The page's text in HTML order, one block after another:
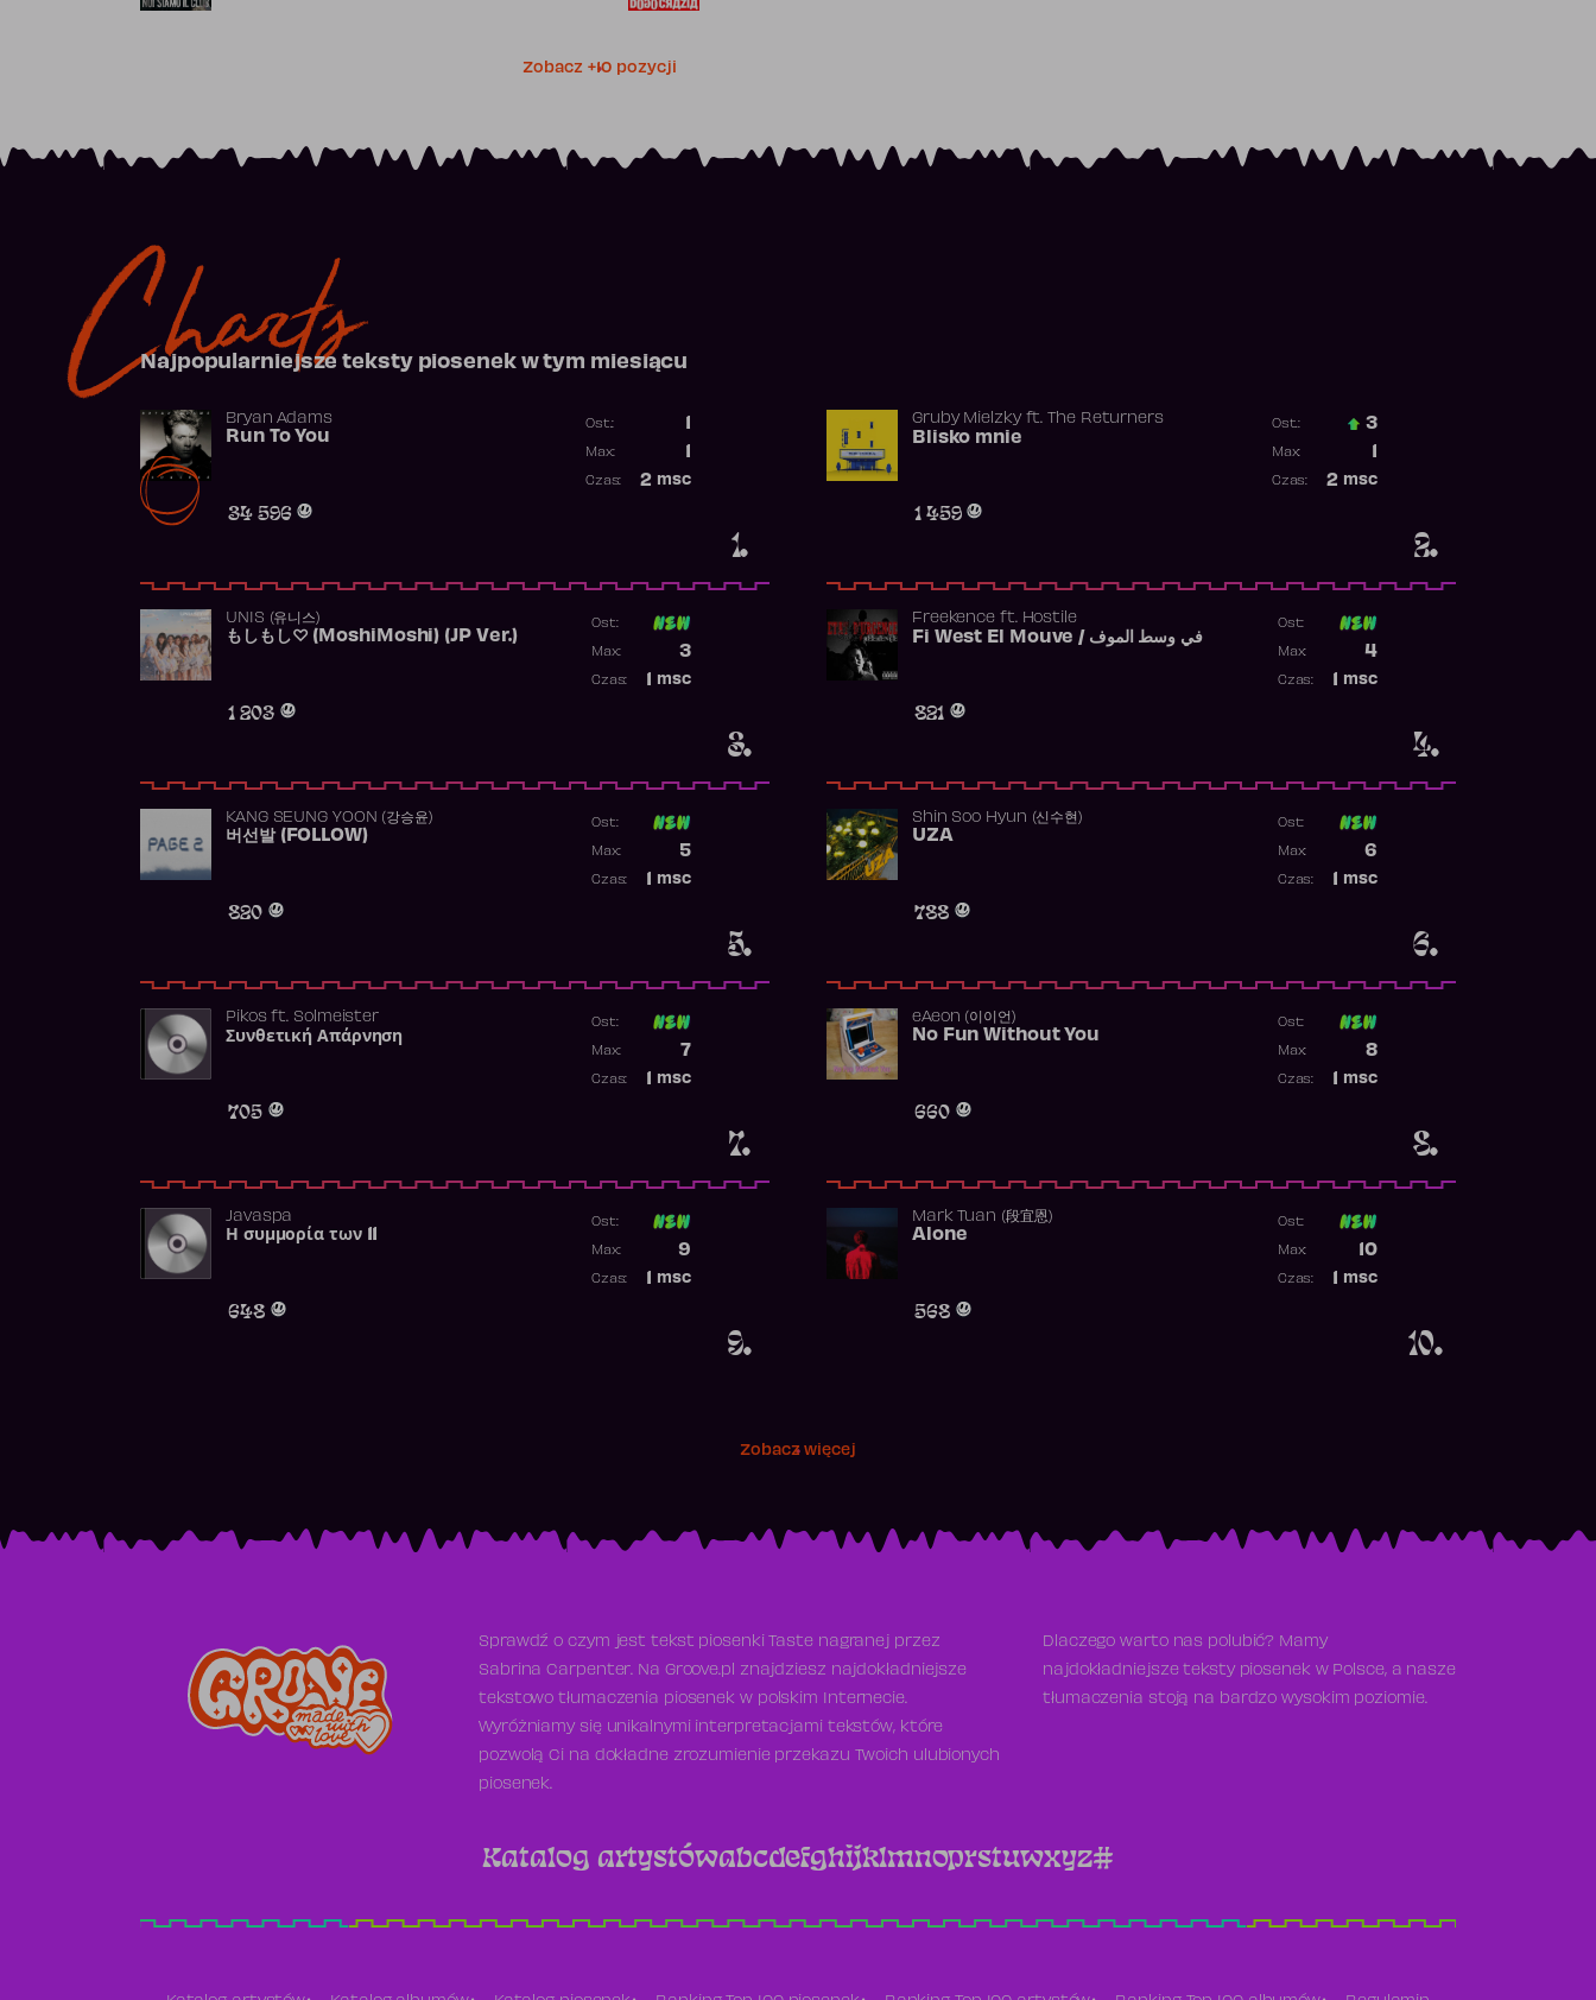
Zobacz +10 pozycji
Charts
Najpopularniejsze teksty piosenek w tym miesiącu
1.
Bryan Adams
Run To You
34 596
Ost.:
Max:
2 msc
Czas:
2.
Gruby Mielzkyft. The Returners
Blisko mnie
1 459
Ost.: 3
Max:
2 msc
Czas:
3.
UNIS (유니스)
もしもし♡ (MoshiMoshi) (JP Ver.)
1 203
Ost:
3
Max:
msc
Czas:
4.
Freekence ft. Hostile
Fi West El Mouve / في وسط الموف
821
Ost:
4
Max:
msc
Czas:
5.
KANG SEUNG YOON (강승윤)
버선발 (FOLLOW)
820
Ost:
5
Max:
msc
Czas:
6.
Shin Soo Hyun (신수현)
UZA
788
Ost:
6
Max:
msc
Czas:
7.
Pikosft. Solmeister
Συνθετική Απάρνηση
705
Ost:
7
Max:
msc
Czas:
8.
​eAeon (이이언)
No Fun Without You
660
Ost:
8
Max:
msc
Czas:
9.
Javaspa
Η συμμορία των 11
648
Ost:
9
Max:
msc
Czas:
10.
Mark Tuan (段宜恩)
Alone
568
Ost:
10
Max:
msc
Czas:
Zobacz więcej
Sprawdź o czym jest tekst piosenki Taste nagranej przez
Sabrina Carpenter. Na Groove.pl znajdziesz najdokładniejsze
tekstowo tłumaczenia piosenek w polskim Internecie.
Wyróżniamy się unikalnymi interpretacjami tekstów, które
pozwolą Ci na dokładne zrozumienie przekazu Twoich ulubionych
piosenek.
Dlaczego warto nas polubić? Mamy
najdokładniejsze teksty piosenek w Polsce, a nasze
tłumaczenia stoją na bardzo wysokim poziomie.
Katalog artystówabcdefghijklmnoprstuwxyz#